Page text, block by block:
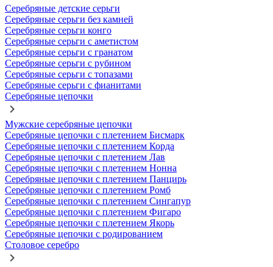
Серебряные детские серьги
Серебряные серьги без камней
Серебряные серьги конго
Серебряные серьги с аметистом
Серебряные серьги с гранатом
Серебряные серьги с рубином
Серебряные серьги с топазами
Серебряные серьги с фианитами
Серебряные цепочки
Мужские серебряные цепочки
Серебряные цепочки с плетением Бисмарк
Серебряные цепочки с плетением Корда
Серебряные цепочки с плетением Лав
Серебряные цепочки с плетением Нонна
Серебряные цепочки с плетением Панцирь
Серебряные цепочки с плетением Ромб
Серебряные цепочки с плетением Сингапур
Серебряные цепочки с плетением Фигаро
Серебряные цепочки с плетением Якорь
Серебряные цепочки с родированием
Столовое серебро